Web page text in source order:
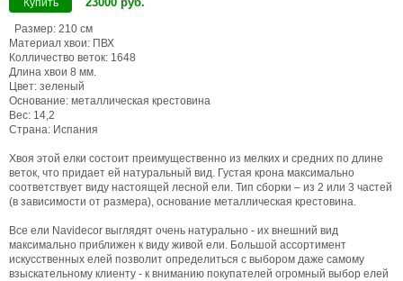
Купить
Размер: 210 см
Материал хвои: ПВХ
Колличество веток: 1648
Длина хвои 8 мм.
Цвет: зеленый
Основание: металлическая крестовина
Вес: 14,2
Страна: Испания
Хвоя этой елки состоит преимущественно из мелких и средних по длине
веток, что придает ей натуральный вид. Густая крона максимально
соответствует виду настоящей лесной ели. Тип сборки – из 2 или 3 частей
(в зависимости от размера), основание металлическая крестовина.
Все ели Navidecor выглядят очень натурально - их внешний вид
максимально приближен к виду живой ели. Большой ассортимент
искусственных елей позволит определиться с выбором даже самому
взыскательному клиенту - к вниманию покупателей огромный выбор елей